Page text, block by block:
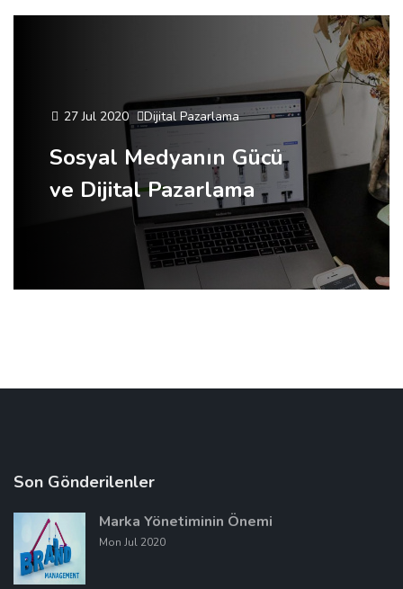
27 Jul 2020 Dijital Pazarlama
Sosyal Medyanın Gücü
ve Dijital Pazarlama
Son Gönderilenler
Marka Yönetiminin Önemi
Mon Jul 2020